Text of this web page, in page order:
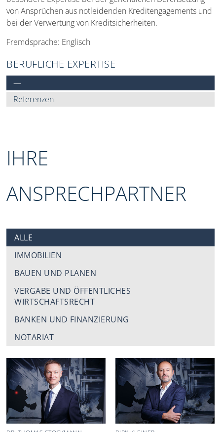
von Ansprüchen aus notleidenden Kreditengagements und
bei der Verwertung von Kreditsicherheiten.
Fremdsprache: Englisch
BERUFLICHE EXPERTISE
—
Referenzen
IHRE
ANSPRECHPARTNER
ALLE
IMMOBILIEN
BAUEN UND PLANEN
VERGABE UND ÖFFENTLICHES
WIRTSCHAFTSRECHT
BANKEN UND FINANZIERUNG
NOTARIAT